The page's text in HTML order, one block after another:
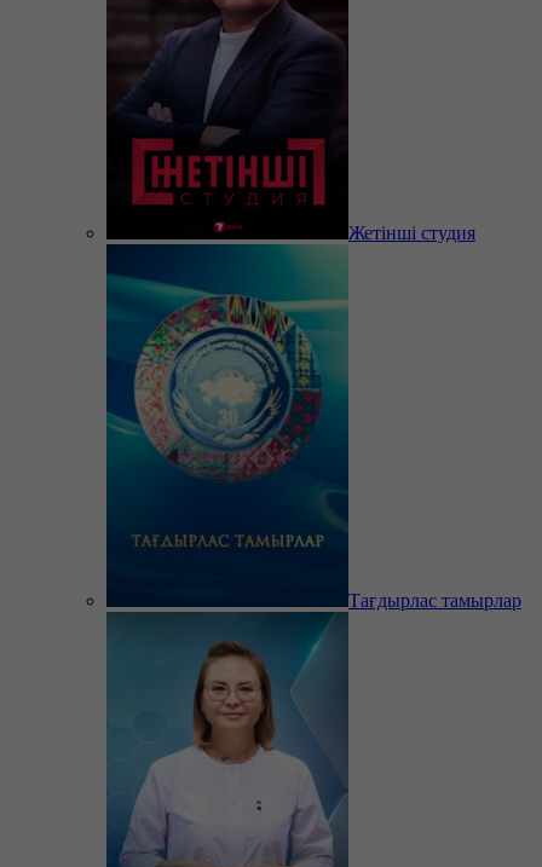
Жетінші студия
Тағдырлас тамырлар